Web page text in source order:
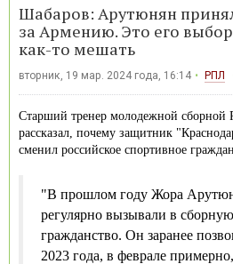
Шабаров: Арутюнян
за Армению. Это его
как-то мешать
вторник, 19 мар. 2024 года, 16:14 РПЛ
Старший тренер молодежной сборной
рассказал, почему защитник
сменил российское спортивное
"В прошлом году Жора
регулярно вызывали в
гражданство. Он заранее
2023 года, в феврале примерно,